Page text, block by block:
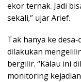
ekor ternak. Jadi
sekali,” ujar Arief.
Tak hanya ke
dilakukan
bergilir. “Kalau ini
monitoring